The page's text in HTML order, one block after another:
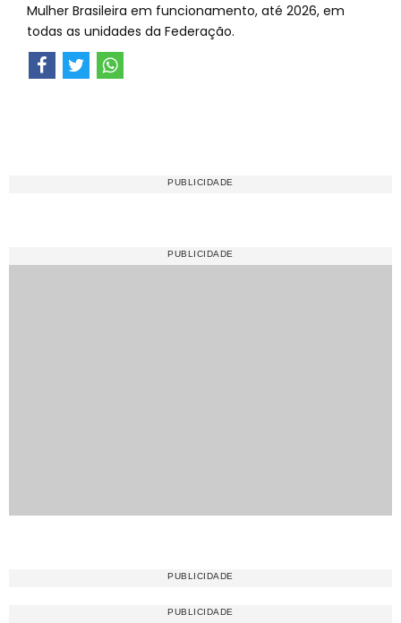
Mulher Brasileira em funcionamento, até 2026, em
todas as unidades da Federação.